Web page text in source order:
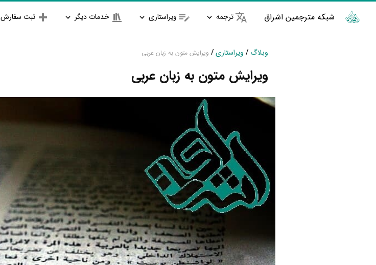
شبکه مترجمین اشراق ترجمه ویراستاری خدمات دیگر ثبت سفارش
وبلاگ / ویراستاری/ ویرایش متون به زبان عربی
ویرایش متون به زبان عربی